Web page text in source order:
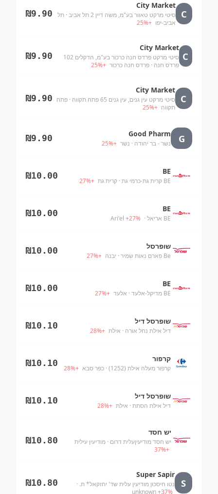
C
City Market
סיטי מרקט טאוור בע"מ, משה דיין 2 תל אביב
· תל
אביב-יפו +
25%
₪9.90
C
City Market
סיטי מרקט פרדס חנה כרכור בע"מ, הדקלים 102
פרדס חנה · פרדס חנה כרכור +
25%
₪9.90
C
City Market
סיטי מרקט עין גנים, עין גנים 65 פתח תקווה
· פתח
תקווה +
25%
₪9.90
G
Good Pharm
נשר - בר יהודה · נשר +
25%
₪9.90
BE
BE קרית גת-כרמי גת · קרית גת +
27%
₪10.00
BE
BE אריאל · Ari'el
+27%
₪10.00
שופרסל
Be פארם נאות שמיר · יבנה +
27%
₪10.00
BE
BE מדיקל-אלעד · אלעד +
27%
₪10.00
שופרסל דיל
דיל אילת נחל אורה · אילת +
28%
₪10.10
קרפור
קרפור מעלה אילת (1252) · כפר סבא +
28%
₪10.10
שופרסל דיל
דיל אילת הסתת · אילת +
28%
₪10.10
יש חסד
יש חסד מודיעיןעלית דרום · מודיעין עילית
+
37%
₪10.80
S
Super Sapir
נטו חיסכון מודיעין עלית שד' יחזקאל* ת. ·
unknown+37%
₪10.80